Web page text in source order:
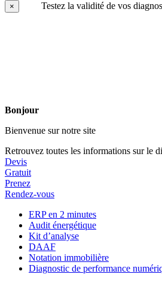
× Testez la validité de vos
Bonjour
Bienvenue sur notre site
Retrouvez toutes les informations sur le
Devis
Gratuit
Prenez
Rendez-vous
ERP en 2 minutes
Audit énergétique
Kit d’analyse
DAAF
Notation immobilière
Diagnostic de performance